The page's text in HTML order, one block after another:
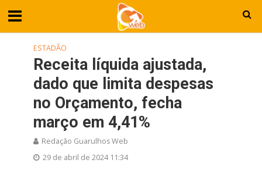
ESTADÃO
Receita líquida ajustada,
dado que limita despesas
no Orçamento, fecha
março em 4,41%
Redação Guarulhos Web
29 de abril de 2024 11:34